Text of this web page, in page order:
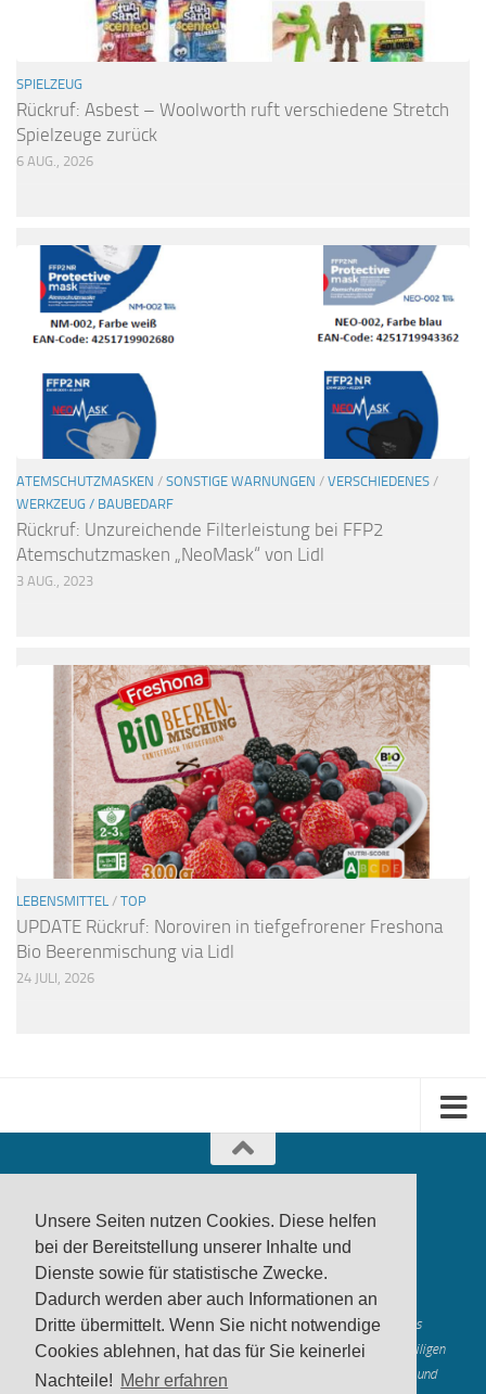
Unsere Seiten nutzen Cookies. Diese helfen
bei der Bereitstellung unserer Inhalte und
Dienste sowie für statistische Zwecke.
Dadurch werden aber auch Informationen an
Dritte übermittelt. Wenn Sie nicht notwendige
Cookies ablehnen, hat das für Sie keinerlei
Nachteile! Mehr erfahren
SPIELZEUG
Rückruf: Asbest – Woolworth ruft verschiedene Stretch
Spielzeuge zurück
6 AUG., 2026
ATEMSCHUTZMASKEN / SONSTIGE WARNUNGEN / VERSCHIEDENES /
WERKZEUG / BAUBEDARF
Rückruf: Unzureichende Filterleistung bei FFP2
Atemschutzmasken „NeoMask“ von Lidl
3 AUG., 2023
LEBENSMITTEL / TOP
UPDATE Rückruf: Noroviren in tiefgefrorener Freshona
Bio Beerenmischung via Lidl
24 JULI, 2026
produktwarnung.eu - 2007-2026
Made in Gerstetten |Medienzentrum Gerstetten
Alle genannten Marken, Warenzeichen und Logos innerhalb dieses
Medienangebotes sind durch die Marken- und Urheberechte der jeweiligen
Rechteinhaber geschützt, und dienen lediglich der Berichterstattung und